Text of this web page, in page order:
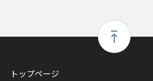
トップページ